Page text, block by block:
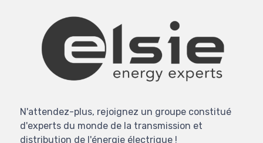
N'attendez-plus, rejoignez un groupe constitué
d'experts du monde de la transmission et
distribution de l'énergie électrique !